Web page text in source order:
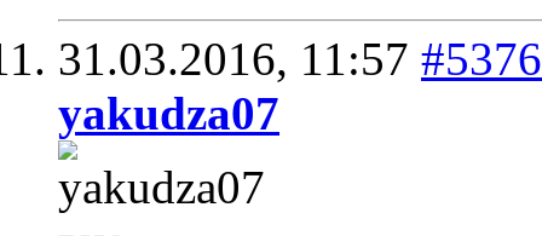
31.03.2016, 11:57 #5376
yakudza07